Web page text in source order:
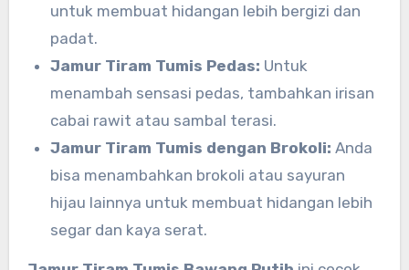
untuk membuat hidangan lebih bergizi dan
padat.
Jamur Tiram Tumis Pedas: Untuk
menambah sensasi pedas, tambahkan irisan
cabai rawit atau sambal terasi.
Jamur Tiram Tumis dengan Brokoli: Anda
bisa menambahkan brokoli atau sayuran
hijau lainnya untuk membuat hidangan lebih
segar dan kaya serat.